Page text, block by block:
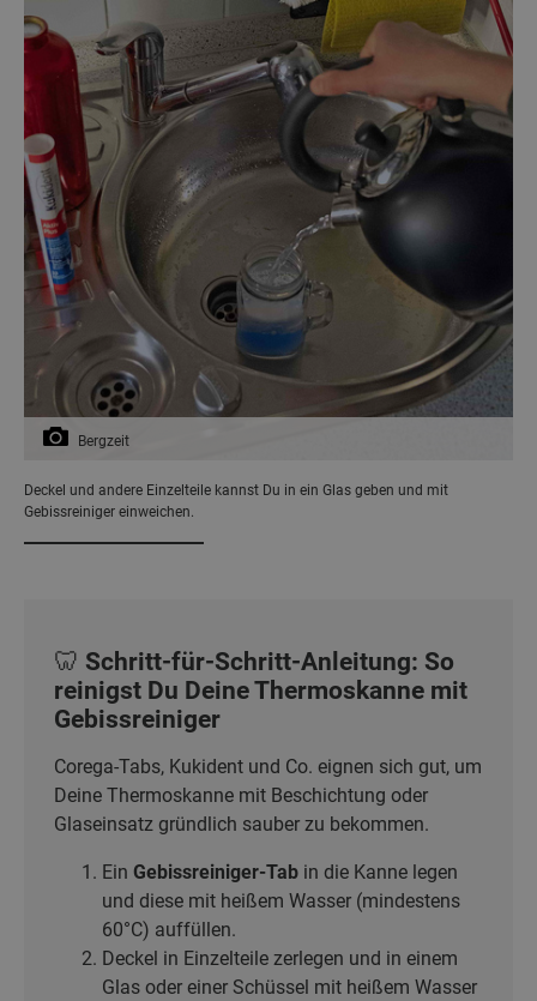
Bergzeit
Deckel und andere Einzelteile kannst Du in ein Glas geben und mit
Gebissreiniger einweichen.
🦷 Schritt-für-Schritt-Anleitung: So
reinigst Du Deine Thermoskanne mit
Gebissreiniger
Corega-Tabs, Kukident und Co. eignen sich gut, um
Deine Thermoskanne mit Beschichtung oder
Glaseinsatz gründlich sauber zu bekommen.
Ein Gebissreiniger-Tab in die Kanne legen
und diese mit heißem Wasser (mindestens
60°C) auffüllen.
Deckel in Einzelteile zerlegen und in einem
Glas oder einer Schüssel mit heißem Wasser